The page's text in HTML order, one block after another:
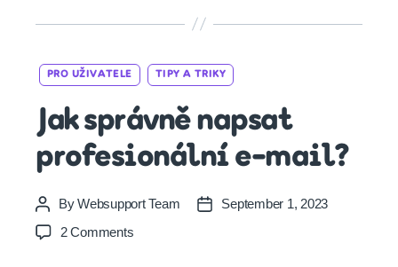
Categories
PRO UŽIVATELE TIPY A TRIKY
Jak správně napsat
profesionální e-mail?
Post
author
ByWebsupport Team
PostSeptember 1, 2023
2 Commentson